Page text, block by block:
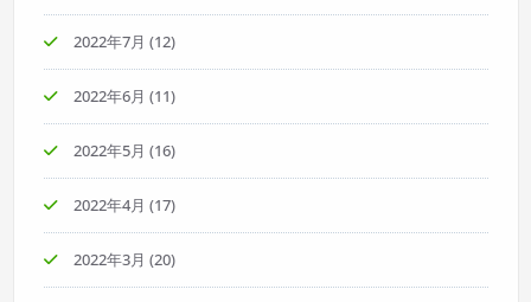
2022年7月 (12)
2022年6月 (11)
2022年5月 (16)
2022年4月 (17)
2022年3月 (20)